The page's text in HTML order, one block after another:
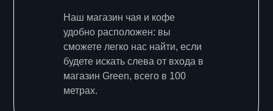
Наш магазин чая и кофе
удобно расположен: вы
сможете легко нас найти, если
будете искать слева от входа в
магазин Green, всего в 100
метрах.